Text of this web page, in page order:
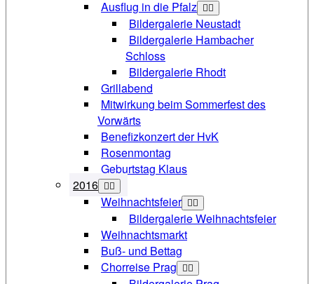
Ausflug in die Pfalz
Bildergalerie Neustadt
Bildergalerie Hambacher
Schloss
Bildergalerie Rhodt
Grillabend
Mitwirkung beim Sommerfest des
Vorwärts
Benefizkonzert der HvK
Rosenmontag
Geburtstag Klaus
2016
Weihnachtsfeier
Bildergalerie Weihnachtsfeier
Weihnachtsmarkt
Buß- und Bettag
Chorreise Prag